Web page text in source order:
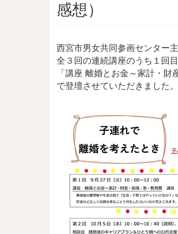
感想）
西宮市男女共同参画センター
全３回の連続講座のうち１回目
「講座 離婚とお金～家計・財
で登壇させていただきました。